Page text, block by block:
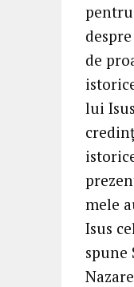
de
lui
mele
Isus
spune